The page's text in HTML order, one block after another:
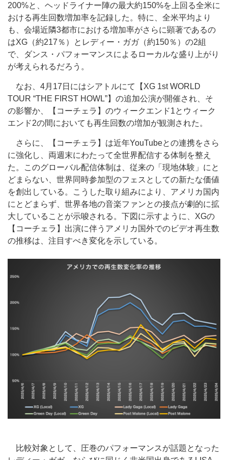
200%と、ヘッドライナー陣の最大約150%を上回る全米に
おける再生回数増加率を記録した。特に、全米平均より
も、会場近隣3都市における増加率がさらに顕著であるの
はXG（約217％）とレディー・ガガ（約150％）の2組
で、ダンス・パフォーマンスによるローカルな盛り上がり
が考えられるだろう。
なお、4月17日にはシアトルにて【XG 1st WORLD
TOUR “THE FIRST HOWL”】の追加公演が開催され、そ
の影響か、【コーチェラ】のウィークエンド1とウィーク
エンド2の間においても再生回数の増加が観測された。
さらに、【コーチェラ】は近年YouTubeとの連携をさら
に強化し、両週末にわたって全世界配信する体制を整え
た。このグローバル配信体制は、従来の「現地体験」にと
どまらない、世界同時参加型のフェスとしての新たな価値
を創出している。こうした取り組みにより、アメリカ国内
にとどまらず、世界各地の音楽ファンとの接点が劇的に拡
大していることが示唆される。下図に示すように、XGの
【コーチェラ】出演に伴うアメリカ国外でのビデオ再生数
の推移は、注目すべき変化を示している。
比較対象として、圧巻のパフォーマンスが話題となった